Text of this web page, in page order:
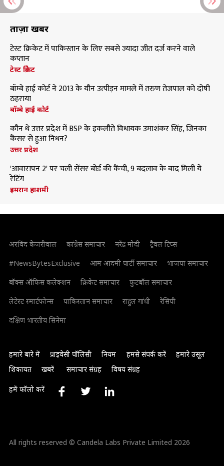
ताज़ा खबरें
टेस्ट क्रिकेट में पाकिस्तान के लिए सबसे ज्यादा जीत दर्ज करने वाले
कप्तान
टेस्ट क्रिकेट
बॉम्बे हाई कोर्ट ने 2013 के यौन उत्पीड़न मामले में तरुण तेजपाल को दोषी
ठहराया
बॉम्बे हाई कोर्ट
कौन थे उत्तर प्रदेश में BSP के इकलौते विधायक उमाशंकर सिंह, जिनका
कैंसर से हुआ निधन?
उत्तर प्रदेश
'आवारापन 2' पर चली सेंसर बोर्ड की कैंची, 9 बदलाव के बाद मिली ये
रेटिंग
इमरान हाशमी
अरविंद केजरीवाल कांग्रेस समाचार नरेंद्र मोदी
ट्रैवल टिप्स
#NewsBytesExclusive
आम आदमी पार्टी समाचार
भाजपा समाचार
बॉक्स ऑफिस कलेक्शन
क्रिकेट समाचार
फुटबॉल समाचार
लेटेस्ट स्मार्टफोन्स
पाकिस्तान समाचार राहुल गांधी
रेसिपी
दक्षिण भारतीय सिनेमा
हमारे बारे में प्राइवेसी पॉलिसी नियम हमसे संपर्क करें
हमारे उसूल
शिकायत
खबरें समाचार संग्रह विषय संग्रह
हमें फॉलो करें
All rights reserved © Candela Labs Private Limited 2026